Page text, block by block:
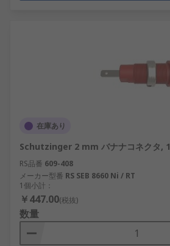
在庫あり
Schutzinger 2 mm バナナコネクタ,
RS品番 609-408
メーカー型番 RS SEB 8660 Ni / RT
1個小計：
￥447.00(税抜)
数量